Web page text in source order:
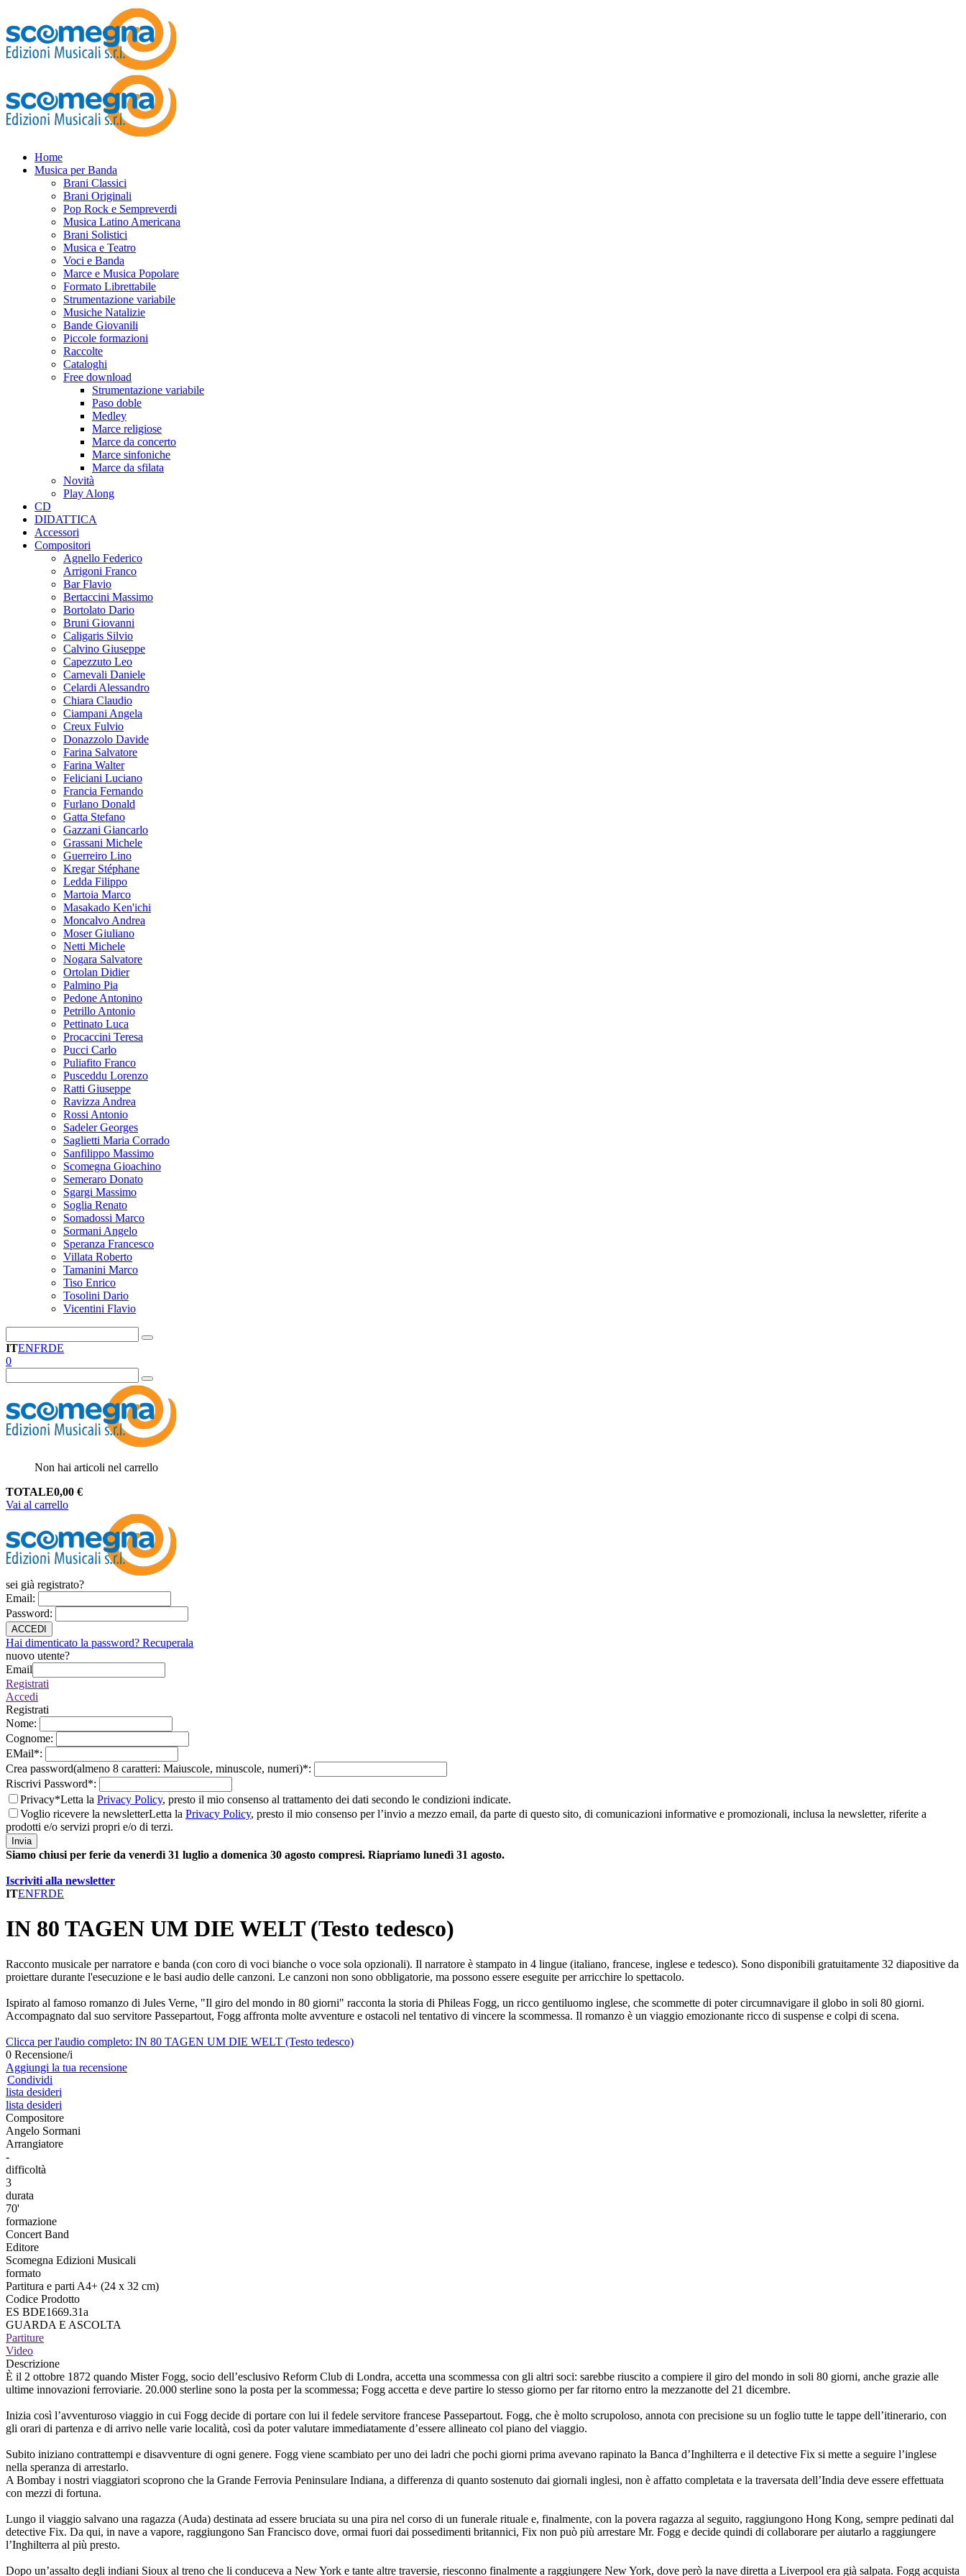
Home
Musica per Banda
Brani Classici
Brani Originali
Pop Rock e Sempreverdi
Musica Latino Americana
Brani Solistici
Musica e Teatro
Voci e Banda
Marce e Musica Popolare
Formato Librettabile
Strumentazione variabile
Musiche Natalizie
Bande Giovanili
Piccole formazioni
Raccolte
Cataloghi
Free download
Strumentazione variabile
Paso doble
Medley
Marce religiose
Marce da concerto
Marce sinfoniche
Marce da sfilata
Novità
Play Along
CD
DIDATTICA
Accessori
Compositori
Agnello Federico
Arrigoni Franco
Bar Flavio
Bertaccini Massimo
Bortolato Dario
Bruni Giovanni
Caligaris Silvio
Calvino Giuseppe
Capezzuto Leo
Carnevali Daniele
Celardi Alessandro
Chiara Claudio
Ciampani Angela
Creux Fulvio
Donazzolo Davide
Farina Salvatore
Farina Walter
Feliciani Luciano
Francia Fernando
Furlano Donald
Gatta Stefano
Gazzani Giancarlo
Grassani Michele
Guerreiro Lino
Kregar Stéphane
Ledda Filippo
Martoia Marco
Masakado Ken'ichi
Moncalvo Andrea
Moser Giuliano
Netti Michele
Nogara Salvatore
Ortolan Didier
Palmino Pia
Pedone Antonino
Petrillo Antonio
Pettinato Luca
Procaccini Teresa
Pucci Carlo
Puliafito Franco
Pusceddu Lorenzo
Ratti Giuseppe
Ravizza Andrea
Rossi Antonio
Sadeler Georges
Saglietti Maria Corrado
Sanfilippo Massimo
Scomegna Gioachino
Semeraro Donato
Sgargi Massimo
Soglia Renato
Somadossi Marco
Sormani Angelo
Speranza Francesco
Villata Roberto
Tamanini Marco
Tiso Enrico
Tosolini Dario
Vicentini Flavio
ITENFRDE
0
Non hai articoli nel carrello
TOTALE0,00 €
Vai al carrello
sei già registrato?
Email:
Password:
ACCEDI
Hai dimenticato la password? Recuperala
nuovo utente?
Email
Registrati
Accedi
Registrati
Nome:
Cognome:
EMail*:
Crea password(almeno 8 caratteri: Maiuscole, minuscole, numeri)*:
Riscrivi Password*:
Privacy*Letta la Privacy Policy, presto il mio consenso al trattamento dei dati secondo le condizioni indicate.
Voglio ricevere la newsletterLetta la Privacy Policy, presto il mio consenso per l’invio a mezzo email, da parte di questo sito, di comunicazioni informative e promozionali, inclusa la newsletter, riferite a
prodotti e/o servizi propri e/o di terzi.
Invia
Siamo chiusi per ferie da venerdì 31 luglio a domenica 30 agosto compresi. Riapriamo lunedì 31 agosto.
Iscriviti alla newsletter
ITENFRDE
IN 80 TAGEN UM DIE WELT (Testo tedesco)
Racconto musicale per narratore e banda (con coro di voci bianche o voce sola opzionali). Il narratore è stampato in 4 lingue (italiano, francese, inglese e tedesco). Sono disponibili gratuitamente 32 diapositive da
proiettare durante l'esecuzione e le basi audio delle canzoni. Le canzoni non sono obbligatorie, ma possono essere eseguite per arricchire lo spettacolo.
Ispirato al famoso romanzo di Jules Verne, "Il giro del mondo in 80 giorni" racconta la storia di Phileas Fogg, un ricco gentiluomo inglese, che scommette di poter circumnavigare il globo in soli 80 giorni.
Accompagnato dal suo servitore Passepartout, Fogg affronta molte avventure e ostacoli nel tentativo di vincere la scommessa. Il romanzo è un viaggio emozionante ricco di suspense e colpi di scena.
Clicca per l'audio completo: IN 80 TAGEN UM DIE WELT (Testo tedesco)
0 Recensione/i
Aggiungi la tua recensione
Condividi
lista desideri
lista desideri
Compositore
Angelo Sormani
Arrangiatore
-
difficoltà
3
durata
70'
formazione
Concert Band
Editore
Scomegna Edizioni Musicali
formato
Partitura e parti A4+ (24 x 32 cm)
Codice Prodotto
ES BDE1669.31a
GUARDA E ASCOLTA
Partiture
Video
Descrizione
È il 2 ottobre 1872 quando Mister Fogg, socio dell’esclusivo Reform Club di Londra, accetta una scommessa con gli altri soci: sarebbe riuscito a compiere il giro del mondo in soli 80 giorni, anche grazie alle
ultime innovazioni ferroviarie. 20.000 sterline sono la posta per la scommessa; Fogg accetta e deve partire lo stesso giorno per far ritorno entro la mezzanotte del 21 dicembre.
Inizia così l’avventuroso viaggio in cui Fogg decide di portare con lui il fedele servitore francese Passepartout. Fogg, che è molto scrupoloso, annota con precisione su un foglio tutte le tappe dell’itinerario, con
gli orari di partenza e di arrivo nelle varie località, così da poter valutare immediatamente d’essere allineato col piano del viaggio.
Subito iniziano contrattempi e disavventure di ogni genere. Fogg viene scambiato per uno dei ladri che pochi giorni prima avevano rapinato la Banca d’Inghilterra e il detective Fix si mette a seguire l’inglese
nella speranza di arrestarlo.
A Bombay i nostri viaggiatori scoprono che la Grande Ferrovia Peninsulare Indiana, a differenza di quanto sostenuto dai giornali inglesi, non è affatto completata e la traversata dell’India deve essere effettuata
con mezzi di fortuna.
Lungo il viaggio salvano una ragazza (Auda) destinata ad essere bruciata su una pira nel corso di un funerale rituale e, finalmente, con la povera ragazza al seguito, raggiungono Hong Kong, sempre pedinati dal
detective Fix. Da qui, in nave a vapore, raggiungono San Francisco dove, ormai fuori dai possedimenti britannici, Fix non può più arrestare Mr. Fogg e decide quindi di collaborare per aiutarlo a raggiungere
l’Inghilterra al più presto.
Dopo un’assalto degli indiani Sioux al treno che li conduceva a New York e tante altre traversie, riesconno finalmente a raggiungere New York, dove però la nave diretta a Liverpool era già salpata. Fogg acquista